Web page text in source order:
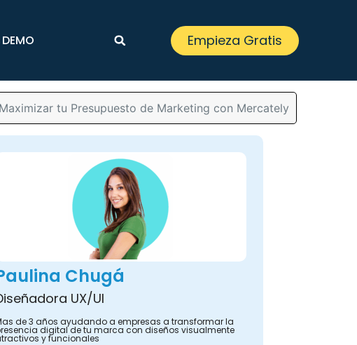
Empieza Gratis
tu Presupuesto de Marketing con Mercately
Chugá
UX/UI
de 3 años ayudando a empresas a transformar la
digital de tu marca con diseños visualmente
y funcionales